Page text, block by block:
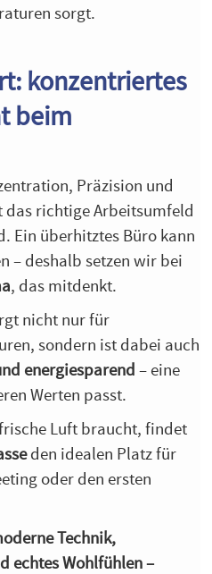
sorgt.
konzentriertes
beim
Präzision und
das richtige Arbeitsumfeld
Ein überhitztes Büro kann
– deshalb setzen wir bei
, das mitdenkt.
nicht nur für
sondern ist dabei auch
energiesparend – eine
Werten passt.
Luft braucht, findet
den idealen Platz für
oder den ersten
Technik,
echtes Wohlfühlen –